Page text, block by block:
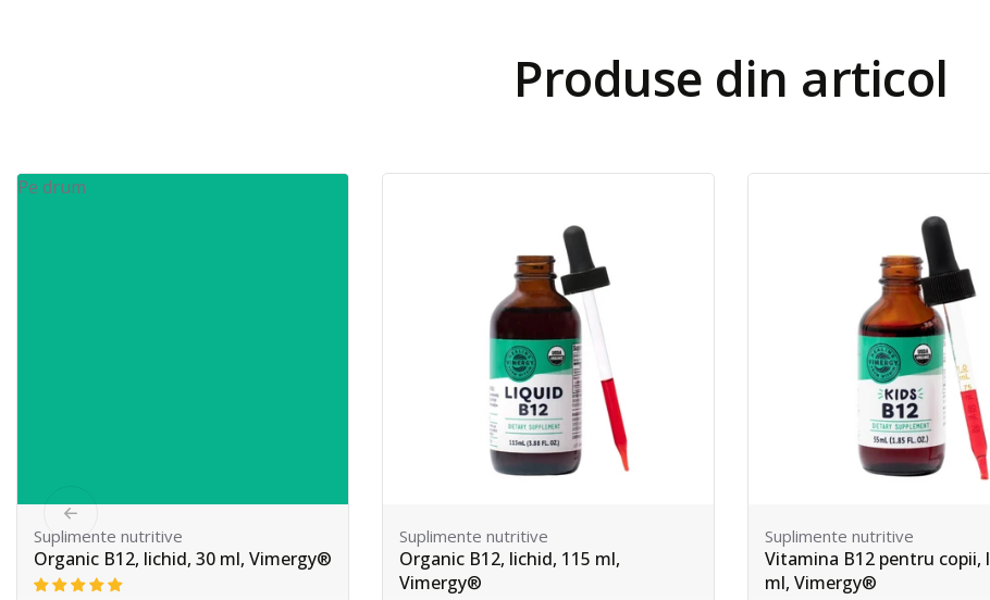
Prirodnik EOOD sau a autorului principal și nu este garantat a fi corect, complet sau actualizat. Acest articol poate
conține link-uri către alte resurse de pe Internet. Aceste link-uri sunt furnizate ca citate și ajutoare pentru a vă
din punct de vedere legal să utilizeze un nume comercial, comerț înregistrat marcă comercială, logo, sigiliu legal
Produse din articol
Suplimente nutritive
Organic B12, lichid, 115 ml,
Vimergy®
Suplimente nutritive
Vitamina B12 pentru copii, lichid, 55
ml, Vimergy®
Suplimente nutritive
Organic B12, lichid, 240 ml,
Vimergy®